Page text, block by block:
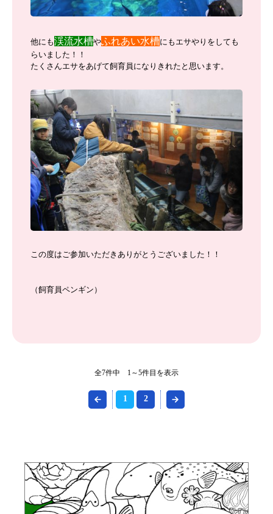
他にも渓流水槽やふれあい水槽にもエサやりをしても
らいました！！
たくさんエサをあげて飼育員になりきれたと思います。
この度はご参加いただきありがとうございました！！
（飼育員ペンギン）
全7件中 1～5件目を表示
1 2